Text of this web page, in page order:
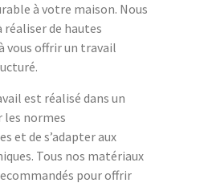
à votre maison. Nous
réaliser de hautes
vous offrir un travail
est réalisé dans un
les normes
et de s’adapter aux
Tous nos matériaux
pour offrir